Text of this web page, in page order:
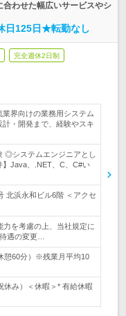
わせた幅広いサービスやシ
日125日★転勤なし
完全週休2日制
界向けの業務用システム
・開発まで、経験やスキ
◎システムエンジニアとし
Java、.NET、C、C#い
北浜永和ビル6階 ＜アクセ
を考慮の上、当社規定に
遇の変更…
憩60分）※残業月平均10
み）＜休暇＞* 有給休暇